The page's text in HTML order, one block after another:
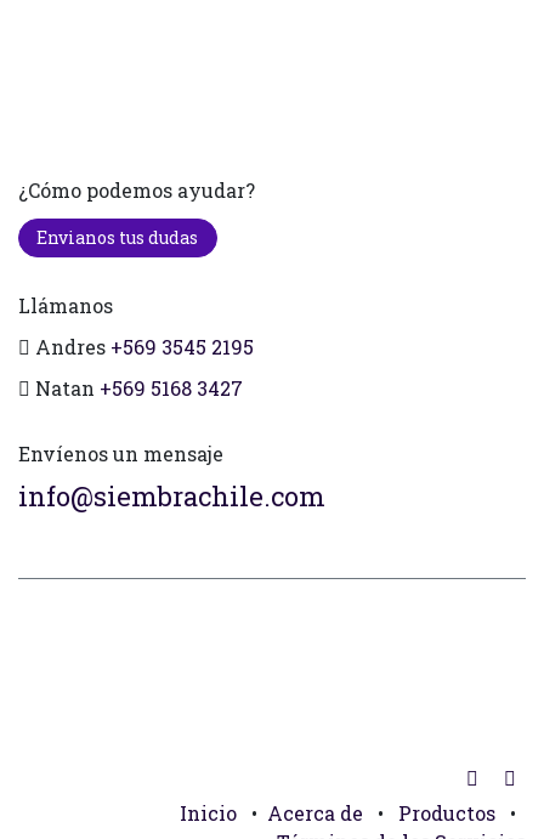
¿Cómo podemos ayudar?
Envianos tus dudas
Llámanos
Andres +569 3545 2195
Natan +569 5168 3427
Envíenos un mensaje
info@siembrachile.com
Inicio • Acerca de • Productos
•